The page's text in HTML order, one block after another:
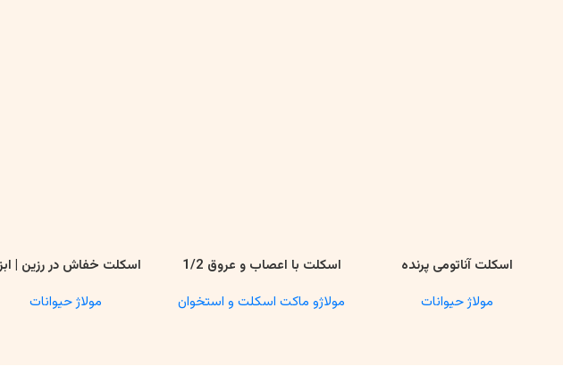
اطلاعات بیشتر
اسکلت آناتومی پرنده
مولاژ حیوانات
اطلاعات بیشتر
اسکلت با اعصاب و عروق 1/2
مولاژو ماکت اسکلت و استخوان
اطلاعات بیشتر
اسکلت خفاش در رزین |
مولاژ حیوانات